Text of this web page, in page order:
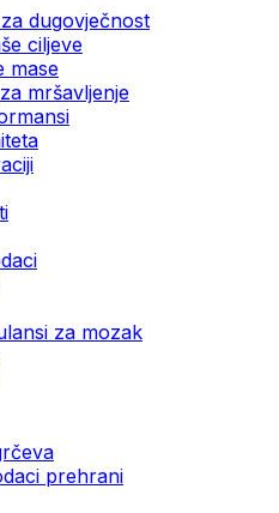
dugovječnost
ciljeve
mase
mršavljenje
za mozak
prehrani